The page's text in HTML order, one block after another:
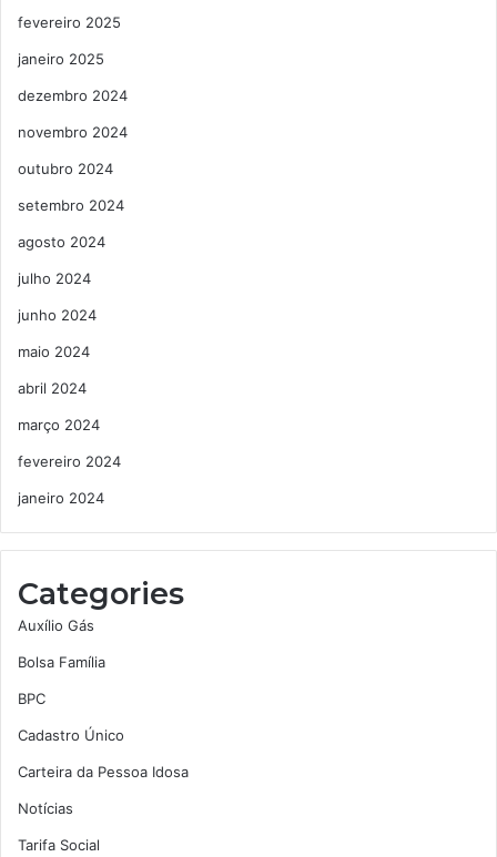
fevereiro 2025
janeiro 2025
dezembro 2024
novembro 2024
outubro 2024
setembro 2024
agosto 2024
julho 2024
junho 2024
maio 2024
abril 2024
março 2024
fevereiro 2024
janeiro 2024
Categories
Auxílio Gás
Bolsa Família
BPC
Cadastro Único
Carteira da Pessoa Idosa
Notícias
Tarifa Social